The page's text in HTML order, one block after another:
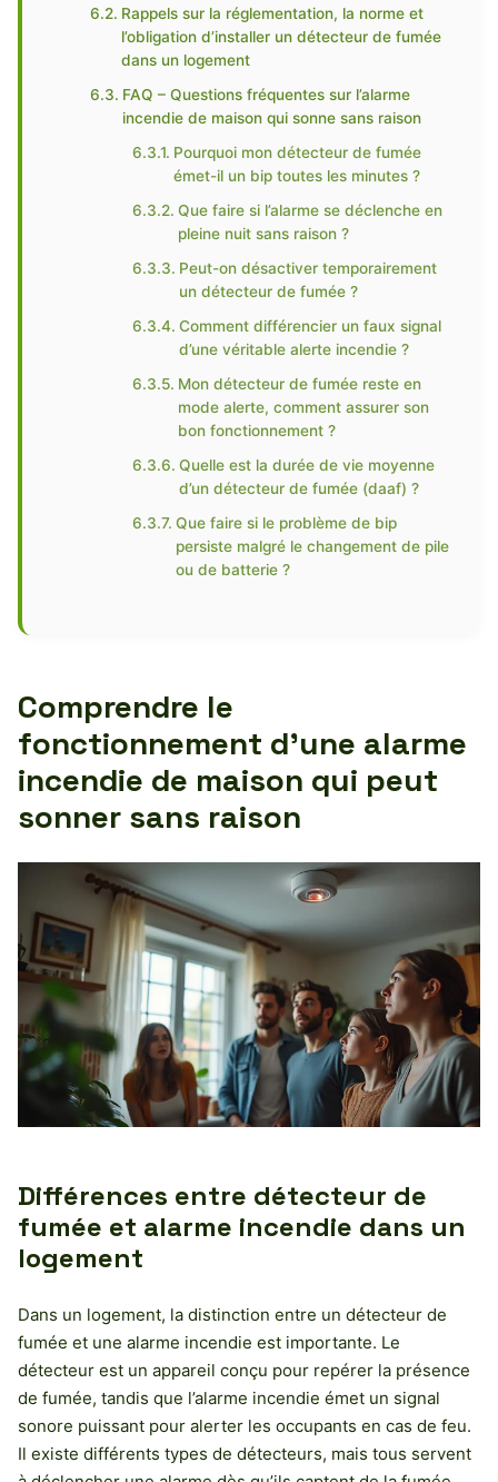
Rappels sur la réglementation, la norme et
l’obligation d’installer un détecteur de fumée
dans un logement
FAQ – Questions fréquentes sur l’alarme
incendie de maison qui sonne sans raison
Pourquoi mon détecteur de fumée
émet-il un bip toutes les minutes ?
Que faire si l’alarme se déclenche en
pleine nuit sans raison ?
Peut-on désactiver temporairement
un détecteur de fumée ?
Comment différencier un faux signal
d’une véritable alerte incendie ?
Mon détecteur de fumée reste en
mode alerte, comment assurer son
bon fonctionnement ?
Quelle est la durée de vie moyenne
d’un détecteur de fumée (daaf) ?
Que faire si le problème de bip
persiste malgré le changement de pile
ou de batterie ?
Comprendre le
fonctionnement d’une alarme
incendie de maison qui peut
sonner sans raison
Différences entre détecteur de
fumée et alarme incendie dans un
logement
Dans un logement, la distinction entre un détecteur de
fumée et une alarme incendie est importante. Le
détecteur est un appareil conçu pour repérer la présence
de fumée, tandis que l’alarme incendie émet un signal
sonore puissant pour alerter les occupants en cas de feu.
Il existe différents types de détecteurs, mais tous servent